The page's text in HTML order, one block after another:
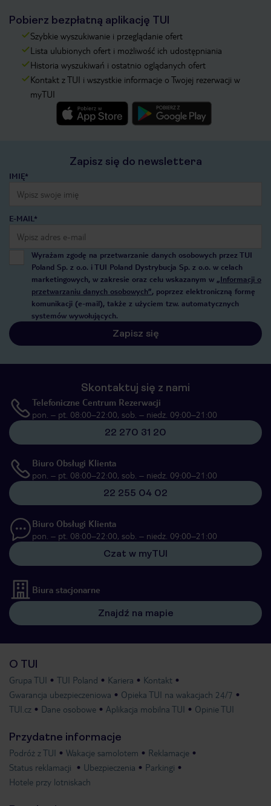
Pobierz bezpłatną aplikację TUI
Szybkie wyszukiwanie i przeglądanie ofert
Lista ulubionych ofert i możliwość ich udostępniania
Historia wyszukiwań i ostatnio oglądanych ofert
Kontakt z TUI i wszystkie informacje o Twojej rezerwacji w
myTUI
Zapisz się do newslettera
IMIĘ*
E-MAIL*
Wyrażam zgodę na przetwarzanie danych osobowych przez TUI
Poland Sp. z o.o. i TUI Poland Dystrybucja Sp. z o.o. w celach
marketingowych, w zakresie oraz celu wskazanym w „Informacji o
przetwarzaniu danych osobowych”, poprzez elektroniczną formę
komunikacji (e-mail), także z użyciem tzw. automatycznych
systemów wywołujących.
Zapisz się
Skontaktuj się z nami
Telefoniczne Centrum Rezerwacji
pon. – pt. 08:00–22:00, sob. – niedz. 09:00–21:00
22 270 31 20
Biuro Obsługi Klienta
pon. – pt. 08:00–22:00, sob. – niedz. 09:00–21:00
22 255 04 02
Biuro Obsługi Klienta
pon. – pt. 08:00–22:00, sob. – niedz. 09:00–21:00
Czat w myTUI
Biura stacjonarne
Znajdź na mapie
O TUI
Grupa TUI TUI Poland Kariera
Kontakt
Gwarancja ubezpieczeniowa
Opieka TUI na wakacjach 24/7
TUI.cz
Dane osobowe Aplikacja mobilna TUI Opinie TUI
Przydatne informacje
Podróż z TUI Wakacje samolotem
Reklamacje
Status reklamacji
Ubezpieczenia
Parkingi
Hotele przy lotniskach